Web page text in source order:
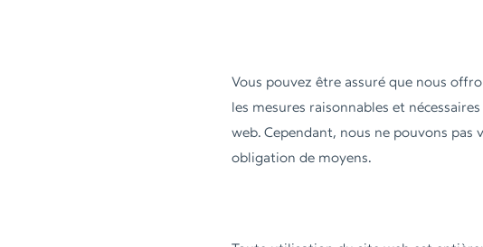
Vous pouvez être assuré que nous
les mesures raisonnables et
web. Cependant, nous ne pouvons pas
obligation de moyens.